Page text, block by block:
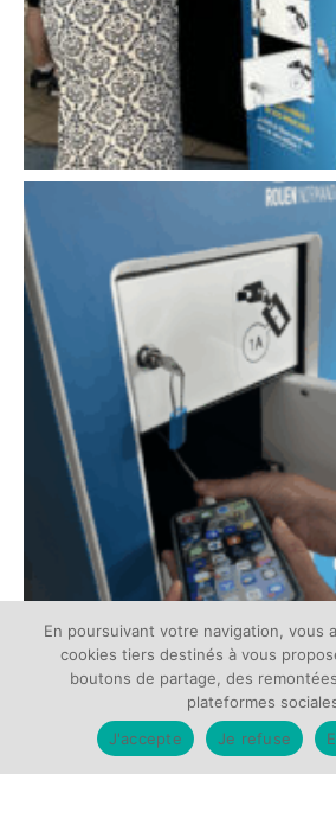
En poursuivant votre navigation, vous
cookies tiers destinés à vous
boutons de partage, des
plateformes
J'accepte
Je refuse